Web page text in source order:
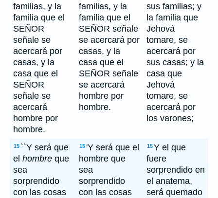
familias, y la
familia que el
SEÑOR
señale se
acercará por
casas, y la
casa que el
SEÑOR
señale se
acercará
hombre por
hombre.
familias, y la
familia que el
SEÑOR señale
se acercará por
casas, y la
casa que el
SEÑOR señale
se acercará
hombre por
hombre.
sus familias; y
la familia que
Jehová
tomare, se
acercará por
sus casas; y la
casa que
Jehová
tomare, se
acercará por
los varones;
15 ``Y será que
el hombre que
sea
sorprendido
con las cosas
15 'Y será que el
hombre que
sea
sorprendido
con las cosas
15Y el que
fuere
sorprendido en
el anatema,
será quemado